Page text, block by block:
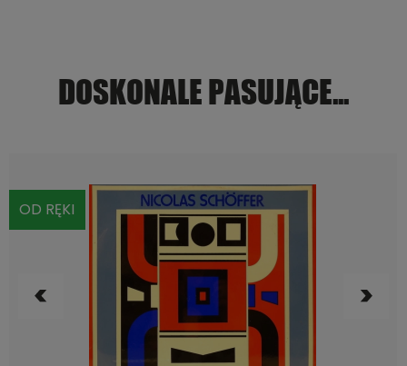
DOSKONALE PASUJĄCE...
OD RĘKI